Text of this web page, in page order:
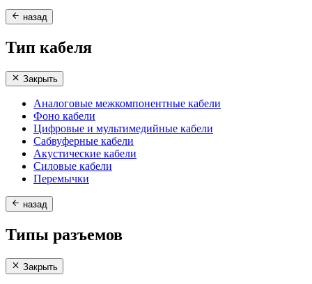
назад
Тип кабеля
Закрыть
Аналоговые межкомпонентные кабели
Фоно кабели
Цифровые и мультимедийные кабели
Сабвуферные кабели
Акустические кабели
Силовые кабели
Перемычки
назад
Типы разъемов
Закрыть